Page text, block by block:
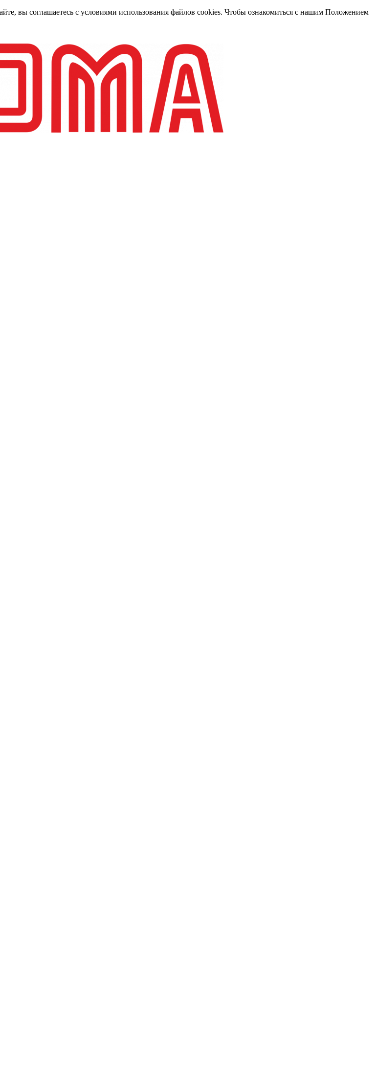
вы соглашаетесь с условиями использования файлов cookies. Чтобы ознакомиться с нашим Положением